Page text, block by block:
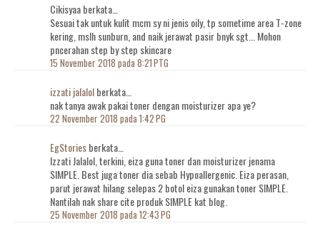
Cikisyaa berkata…
Sesuai tak untuk kulit mcm sy ni jenis oily, tp sometime area T-zone
kering, mslh sunburn, and naik jerawat pasir bnyk sgt... Mohon
pncerahan step by step skincare
15 November 2018 pada 8:21 PTG
izzati jalalolberkata…
nak tanya awak pakai toner dengan moisturizer apa ye?
22 November 2018 pada 1:42 PG
EgStoriesberkata…
Izzati Jalalol, terkini, eiza guna toner dan moisturizer jenama
SIMPLE. Best juga toner dia sebab Hypoallergenic. Eiza perasan,
parut jerawat hilang selepas 2 botol eiza gunakan toner SIMPLE.
Nantilah nak share cite produk SIMPLE kat blog.
25 November 2018 pada 12:43 PG